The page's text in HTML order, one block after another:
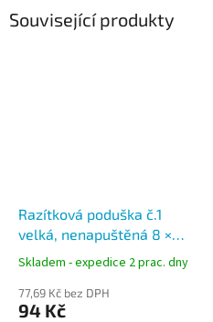
Související produkty
Razítková poduška č.1
velká, nenapuštěná 8 ×
15,5 cm
Skladem - expedice 2 prac. dny
77,69 Kč bez DPH
94 Kč